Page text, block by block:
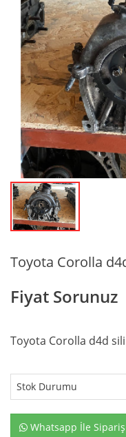
Toyota Corolla
Fiyat Sorunuz
Toyota Corolla d4d
Stok Durumu
Whatsapp İle